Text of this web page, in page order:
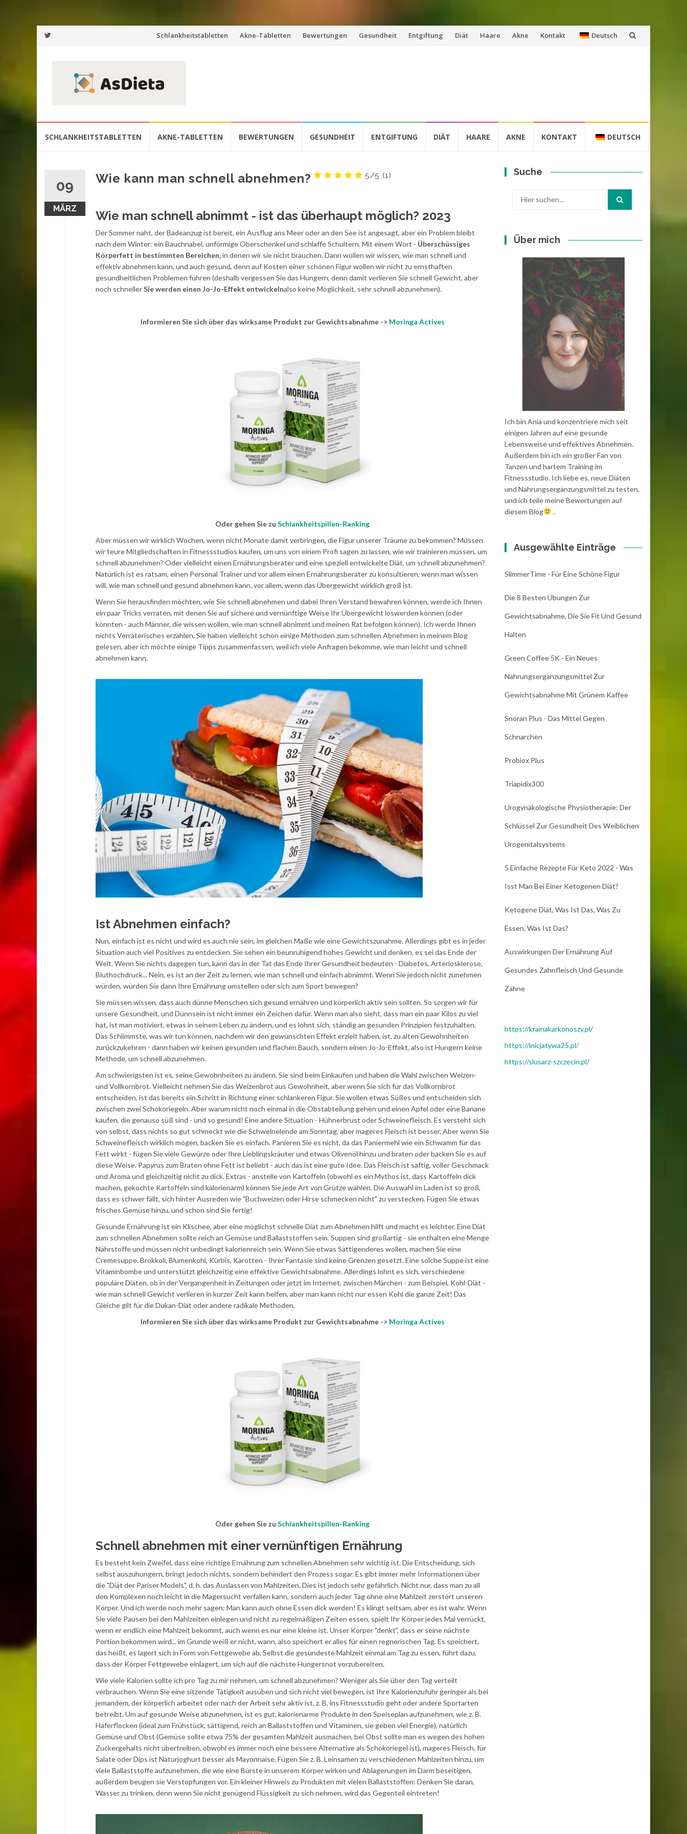
Zum
Schlankheitstabletten Akne-Tabletten Bewertungen Gesundheit Entgiftung Diät Haare Akne Kontakt Deutsch
Inhalt
SCHLANKHEITSTABLETTEN AKNE-TABLETTEN BEWERTUNGEN GESUNDHEIT ENTGIFTUNG DIÄT HAARE AKNE KONTAKT DEUTSCH
09
MÄRZ
Wie kann man schnell abnehmen? 5/5 (1)
Wie man schnell abnimmt - ist das überhaupt möglich? 2023
Der Sommer naht, der Badeanzug ist bereit, ein Ausflug ans Meer oder an den See ist angesagt, aber ein Problem bleibt
nach dem Winter: ein Bauchnabel, unförmige Oberschenkel und schlaffe Schultern. Mit einem Wort - Überschüssiges
Körperfett in bestimmten Bereichen,in denen wir sie nicht brauchen. Dann wollen wir wissen, wie man schnell und
effektiv abnehmen kann, und auch gesund, denn auf Kosten einer schönen Figur wollen wir nicht zu ernsthaften
gesundheitlichen Problemen führen (deshalb vergessen Sie das Hungern, denn damit verlieren Sie schnell Gewicht, aber
noch schnellerSie werden einen Jo-Jo-Effekt entwickelnalso keine Möglichkeit, sehr schnell abzunehmen).
Informieren Sie sich über das wirksame Produkt zur Gewichtsabnahme -> Moringa Actives
Oder gehen Sie zu Schlankheitspillen-Ranking
Aber müssen wir wirklich Wochen, wenn nicht Monate damit verbringen, die Figur unserer Träume zu bekommen? Müssen
wir teure Mitgliedschaften in Fitnessstudios kaufen, um uns von einem Profi sagen zu lassen, wie wir trainieren müssen, um
schnell abzunehmen? Oder vielleicht einen Ernährungsberater und eine speziell entwickelte Diät, um schnell abzunehmen?
Natürlich ist es ratsam, einen Personal Trainer und vor allem einen Ernährungsberater zu konsultieren, wenn man wissen
will, wie man schnell und gesund abnehmen kann, vor allem, wenn das Übergewicht wirklich groß ist.
Wenn Sie herausfinden möchten, wie Sie schnell abnehmen und dabei Ihren Verstand bewahren können, werde ich Ihnen
ein paar Tricks verraten, mit denen Sie auf sichere und vernünftige Weise Ihr Übergewicht loswerden können (oder
könnten - auch Männer, die wissen wollen, wie man schnell abnimmt und meinen Rat befolgen können). Ich werde Ihnen
nichts Verräterisches erzählen, Sie haben vielleicht schon einige Methoden zum schnellen Abnehmen in meinem Blog
gelesen, aber ich möchte einige Tipps zusammenfassen, weil ich viele Anfragen bekomme, wie man leicht und schnell
abnehmen kann.
Ist Abnehmen einfach?
Nun, einfach ist es nicht und wird es auch nie sein, im gleichen Maße wie eine Gewichtszunahme. Allerdings gibt es in jeder
Situation auch viel Positives zu entdecken. Sie sehen ein beunruhigend hohes Gewicht und denken, es sei das Ende der
Welt. Wenn Sie nichts dagegen tun, kann das in der Tat das Ende Ihrer Gesundheit bedeuten - Diabetes, Arteriosklerose,
Bluthochdruck... Nein, es ist an der Zeit zu lernen, wie man schnell und einfach abnimmt. Wenn Sie jedoch nicht zunehmen
würden, würden Sie dann Ihre Ernährung umstellen oder sich zum Sport bewegen?
Sie müssen wissen, dass auch dünne Menschen sich gesund ernähren und körperlich aktiv sein sollten. So sorgen wir für
unsere Gesundheit, und Dünnsein ist nicht immer ein Zeichen dafür. Wenn man also sieht, dass man ein paar Kilos zu viel
hat, ist man motiviert, etwas in seinem Leben zu ändern, und es lohnt sich, ständig an gesunden Prinzipien festzuhalten.
Das Schlimmste, was wir tun können, nachdem wir den gewünschten Effekt erzielt haben, ist, zu alten Gewohnheiten
zurückzukehren - dann haben wir keinen gesunden und flachen Bauch, sondern einen Jo-Jo-Effekt, also ist Hungern keine
Methode, um schnell abzunehmen.
Am schwierigsten ist es, seine Gewohnheiten zu ändern. Sie sind beim Einkaufen und haben die Wahl zwischen Weizen-
und Vollkornbrot. Vielleicht nehmen Sie das Weizenbrot aus Gewohnheit, aber wenn Sie sich für das Vollkornbrot
entscheiden, ist das bereits ein Schritt in Richtung einer schlankeren Figur. Sie wollen etwas Süßes und entscheiden sich
zwischen zwei Schokoriegeln. Aber warum nicht noch einmal in die Obstabteilung gehen und einen Apfel oder eine Banane
kaufen, die genauso süß sind - und so gesund! Eine andere Situation - Hühnerbrust oder Schweinefleisch. Es versteht sich
von selbst, dass nichts so gut schmeckt wie die Schweinelende am Sonntag, aber mageres Fleisch ist besser. Aber wenn Sie
Schweinefleisch wirklich mögen, backen Sie es einfach. Panieren Sie es nicht, da das Paniermehl wie ein Schwamm für das
Fett wirkt - fügen Sie viele Gewürze oder Ihre Lieblingskräuter und etwas Olivenöl hinzu und braten oder backen Sie es auf
diese Weise. Papyrus zum Braten ohne Fett ist beliebt - auch das ist eine gute Idee. Das Fleisch ist saftig, voller Geschmack
und Aroma und gleichzeitig nicht zu dick. Extras - anstelle von Kartoffeln (obwohl es ein Mythos ist, dass Kartoffeln dick
machen, gekochte Kartoffeln sind kalorienarm) können Sie jede Art von Grütze wählen. Die Auswahl im Laden ist so groß,
dass es schwer fällt, sich hinter Ausreden wie "Buchweizen oder Hirse schmecken nicht" zu verstecken. Fügen Sie etwas
frisches Gemüse hinzu, und schon sind Sie fertig!
Gesunde Ernährung ist ein Klischee, aber eine möglichst schnelle Diät zum Abnehmen hilft und macht es leichter. Eine Diät
zum schnellen Abnehmen sollte reich an Gemüse und Ballaststoffen sein. Suppen sind großartig - sie enthalten eine Menge
Nährstoffe und müssen nicht unbedingt kalorienreich sein. Wenn Sie etwas Sättigenderes wollen, machen Sie eine
Cremesuppe. Brokkoli, Blumenkohl, Kürbis, Karotten - Ihrer Fantasie sind keine Grenzen gesetzt. Eine solche Suppe ist eine
Vitaminbombe und unterstützt gleichzeitig eine effektive Gewichtsabnahme. Allerdings lohnt es sich, verschiedene
populäre Diäten, ob in der Vergangenheit in Zeitungen oder jetzt im Internet, zwischen Märchen - zum Beispiel, Kohl-Diät -
wie man schnell Gewicht verlieren in kurzer Zeit kann helfen, aber man kann nicht nur essen Kohl die ganze Zeit! Das
Gleiche gilt für die Dukan-Diät oder andere radikale Methoden.
Informieren Sie sich über das wirksame Produkt zur Gewichtsabnahme -> Moringa Actives
Oder gehen Sie zu Schlankheitspillen-Ranking
Schnell abnehmen mit einer vernünftigen Ernährung
Es besteht kein Zweifel, dass eine richtige Ernährung zum schnellen Abnehmen sehr wichtig ist. Die Entscheidung, sich
selbst auszuhungern, bringt jedoch nichts, sondern behindert den Prozess sogar. Es gibt immer mehr Informationen über
die "Diät der Pariser Models", d. h. das Auslassen von Mahlzeiten. Dies ist jedoch sehr gefährlich. Nicht nur, dass man zu all
den Komplexen noch leicht in die Magersucht verfallen kann, sondern auch jeder Tag ohne eine Mahlzeit zerstört unseren
Körper. Und ich werde noch mehr sagen: Man kann auch ohne Essen dick werden! Es klingt seltsam, aber es ist wahr. Wenn
Sie viele Pausen bei den Mahlzeiten einlegen und nicht zu regelmäßigen Zeiten essen, spielt Ihr Körper jedes Mal verrückt,
wenn er endlich eine Mahlzeit bekommt, auch wenn es nur eine kleine ist. Unser Körper "denkt", dass er seine nächste
Portion bekommen wird... im Grunde weiß er nicht, wann, also speichert er alles für einen regnerischen Tag. Es speichert,
das heißt, es lagert sich in Form von Fettgewebe ab. Selbst die gesündeste Mahlzeit einmal am Tag zu essen, führt dazu,
dass der Körper Fettgewebe einlagert, um sich auf die nächste Hungersnot vorzubereiten.
Wie viele Kalorien sollte ich pro Tag zu mir nehmen, um schnell abzunehmen? Weniger als Sie über den Tag verteilt
verbrauchen. Wenn Sie eine sitzende Tätigkeit ausüben und sich nicht viel bewegen, ist Ihre Kalorienzufuhr geringer als bei
jemandem, der körperlich arbeitet oder nach der Arbeit sehr aktiv ist, z. B. ins Fitnessstudio geht oder andere Sportarten
betreibt. Um auf gesunde Weise abzunehmen, ist es gut, kalorienarme Produkte in den Speiseplan aufzunehmen, wie z. B.
Haferflocken (ideal zum Frühstück, sättigend, reich an Ballaststoffen und Vitaminen, sie geben viel Energie), natürlich
Gemüse und Obst (Gemüse sollte etwa 75% der gesamten Mahlzeit ausmachen, bei Obst sollte man es wegen des hohen
Zuckergehalts nicht übertreiben, obwohl es immer noch eine bessere Alternative als Schokoriegel ist), mageres Fleisch, für
Salate oder Dips ist Naturjoghurt besser als Mayonnaise. Fügen Sie z. B. Leinsamen zu verschiedenen Mahlzeiten hinzu, um
viele Ballaststoffe aufzunehmen, die wie eine Bürste in unserem Körper wirken und Ablagerungen im Darm beseitigen,
außerdem beugen sie Verstopfungen vor. Ein kleiner Hinweis zu Produkten mit vielen Ballaststoffen: Denken Sie daran,
Wasser zu trinken, denn wenn Sie nicht genügend Flüssigkeit zu sich nehmen, wird das Gegenteil eintreten!
Suche
Über mich
Ich bin Ania und konzentriere mich seit
einigen Jahren auf eine gesunde
Lebensweise und effektives Abnehmen.
Außerdem bin ich ein großer Fan von
Tanzen und hartem Training im
Fitnessstudio. Ich liebe es, neue Diäten
und Nahrungsergänzungsmittel zu testen,
und ich teile meine Bewertungen auf
diesem Blog
.
Ausgewählte Einträge
SlimmerTime - Für Eine Schöne Figur
Die 8 Besten Übungen Zur
Gewichtsabnahme, Die Sie Fit Und Gesund
Halten
Green Coffee 5K - Ein Neues
Nahrungsergänzungsmittel Zur
Gewichtsabnahme Mit Grünem Kaffee
Snoran Plus - Das Mittel Gegen
Schnarchen
Probiox Plus
Triapidix300
Urogynäkologische Physiotherapie: Der
Schlüssel Zur Gesundheit Des Weiblichen
Urogenitalsystems
5 Einfache Rezepte Für Keto 2022 - Was
Isst Man Bei Einer Ketogenen Diät?
Ketogene Diät, Was Ist Das, Was Zu
Essen, Was Ist Das?
Auswirkungen Der Ernährung Auf
Gesundes Zahnfleisch Und Gesunde
Zähne
https://krainakarkonoszy.pl/
https://inicjatywa25.pl/
https://slusarz-szczecin.pl/